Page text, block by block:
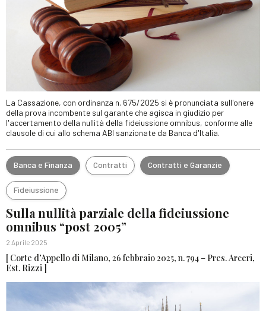
La Cassazione, con ordinanza n. 675/2025 si è pronunciata sull'onere
della prova incombente sul garante che agisca in giudizio per
l'accertamento della nullità della fideiussione omnibus, conforme alle
clausole di cui allo schema ABI sanzionate da Banca d'Italia.
Banca e Finanza Contratti Contratti e Garanzie
Fideiussione
Sulla nullità parziale della fideiussione
omnibus “post 2005”
2 Aprile 2025
[ Corte d’Appello di Milano, 26 febbraio 2025, n. 794 – Pres. Arceri,
Est. Rizzi ]